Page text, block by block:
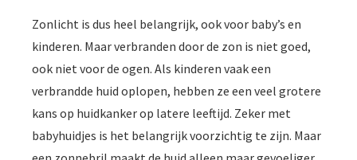
Zonlicht is dus heel belangrijk, ook voor baby’s en
kinderen. Maar verbranden door de zon is niet goed,
ook niet voor de ogen. Als kinderen vaak een
verbrandde huid oplopen, hebben ze een veel grotere
kans op huidkanker op latere leeftijd. Zeker met
babyhuidjes is het belangrijk voorzichtig te zijn. Maar